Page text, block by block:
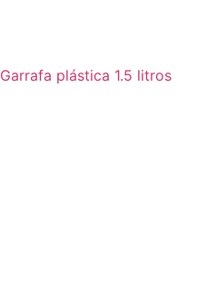
Garrafa plástica 1.5 litros